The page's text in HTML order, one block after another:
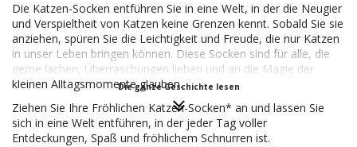
Die Katzen-Socken entführen Sie in eine Welt, in der die Neugier
und Verspieltheit von Katzen keine Grenzen kennt. Sobald Sie sie
anziehen, spüren Sie die Leichtigkeit und Freude, die nur Katzen
in unser Leben bringen können. Diese Socken sind für alle, die
gerne lachen, Überraschungen lieben und an die Magie der
kleinen Alltagsmomente glauben.
Ziehen Sie Ihre Fröhlichen Katzen-Socken* an und lassen Sie
sich in eine Welt entführen, in der jeder Tag voller
Entdeckungen, Spaß und fröhlichem Schnurren ist.
Die ganze Geschichte lesen